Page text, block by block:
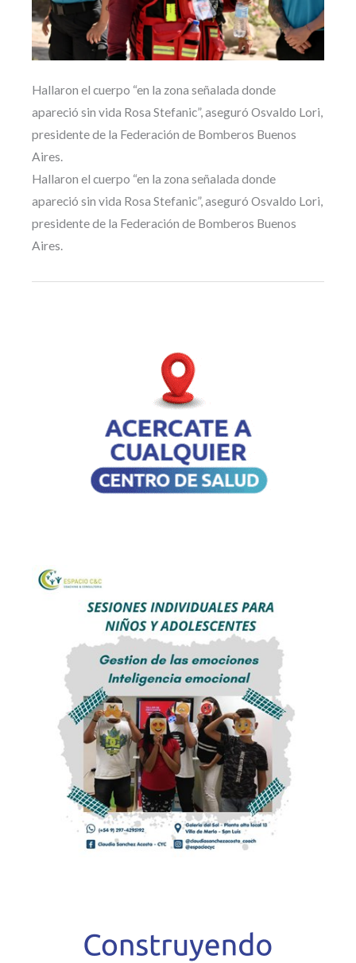
Hallaron el cuerpo “en la zona señalada donde
apareció sin vida Rosa Stefanic”, aseguró Osvaldo Lori,
presidente de la Federación de Bomberos Buenos
Aires.
Hallaron el cuerpo “en la zona señalada donde
apareció sin vida Rosa Stefanic”, aseguró Osvaldo Lori,
presidente de la Federación de Bomberos Buenos
Aires.